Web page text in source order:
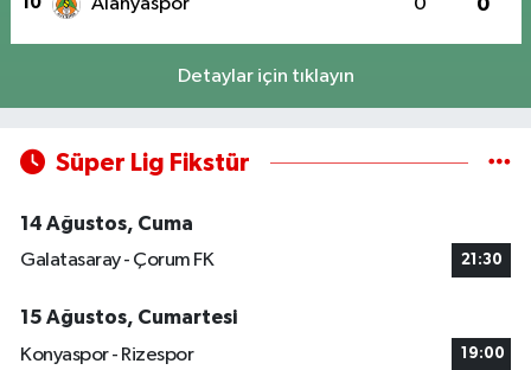
Detaylar için tıklayın
Süper Lig Fikstür
14 Ağustos, Cuma
Galatasaray - Çorum FK
21:30
15 Ağustos, Cumartesi
Konyaspor - Rizespor
19:00